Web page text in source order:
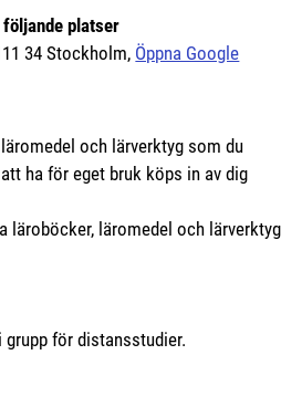
platser
34 Stockholm, Öppna Google
och lärverktyg som du
ha för eget bruk köps in av dig
läroböcker, läromedel och lärverktyg
grupp för distansstudier.